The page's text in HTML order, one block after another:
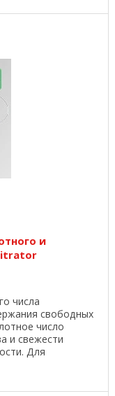
и
числа
свободных
число
и свежести
Для